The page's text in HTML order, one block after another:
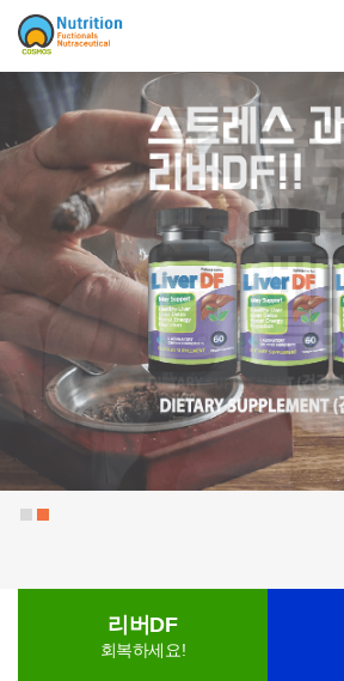
리버DF
회복하세요!